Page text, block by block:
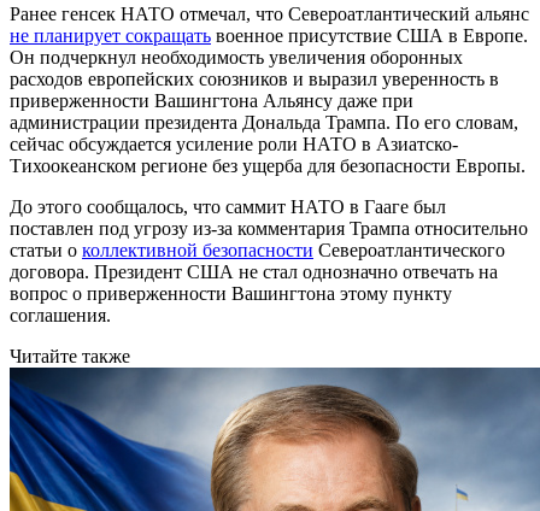
Ранее генсек НАТО отмечал, что Североатлантический альянс
не планирует сокращать военное присутствие США в Европе.
Он подчеркнул необходимость увеличения оборонных
расходов европейских союзников и выразил уверенность в
приверженности Вашингтона Альянсу даже при
администрации президента Дональда Трампа. По его словам,
сейчас обсуждается усиление роли НАТО в Азиатско-
Тихоокеанском регионе без ущерба для безопасности Европы.
До этого сообщалось, что саммит НАТО в Гааге был
поставлен под угрозу из-за комментария Трампа относительно
статьи о коллективной безопасности Североатлантического
договора. Президент США не стал однозначно отвечать на
вопрос о приверженности Вашингтона этому пункту
соглашения.
Читайте также